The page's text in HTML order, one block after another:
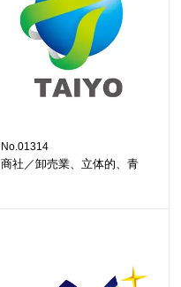
No.01314
商社／卸売業、立体的、青